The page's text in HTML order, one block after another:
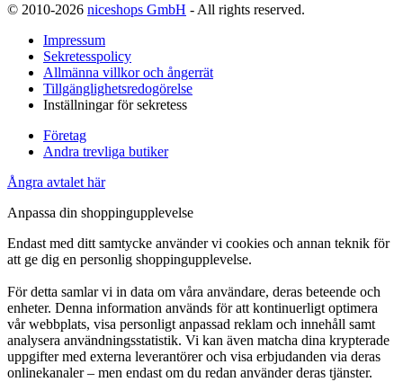
© 2010-2026 niceshops GmbH - All rights reserved.
Impressum
Sekretesspolicy
Allmänna villkor och ångerrät
Tillgänglighetsredogörelse
Inställningar för sekretess
Företag
Andra trevliga butiker
Ångra avtalet här
Anpassa din shoppingupplevelse
Endast med ditt samtycke använder vi cookies och annan teknik för
att ge dig en personlig shoppingupplevelse.
För detta samlar vi in data om våra användare, deras beteende och
enheter. Denna information används för att kontinuerligt optimera
vår webbplats, visa personligt anpassad reklam och innehåll samt
analysera användningsstatistik. Vi kan även matcha dina krypterade
uppgifter med externa leverantörer och visa erbjudanden via deras
onlinekanaler – men endast om du redan använder deras tjänster.